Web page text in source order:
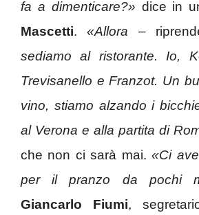
fa a dimenticare?» dice in
Mascetti.«Allora –
sediamo al ristorante. Io,
Trevisanello e Franzot. Un
vino, stiamo alzando i
al Verona e alla partita di
che non ci sarà mai.«Ci
per il pranzo da pochi
Giancarlo Fiumi,